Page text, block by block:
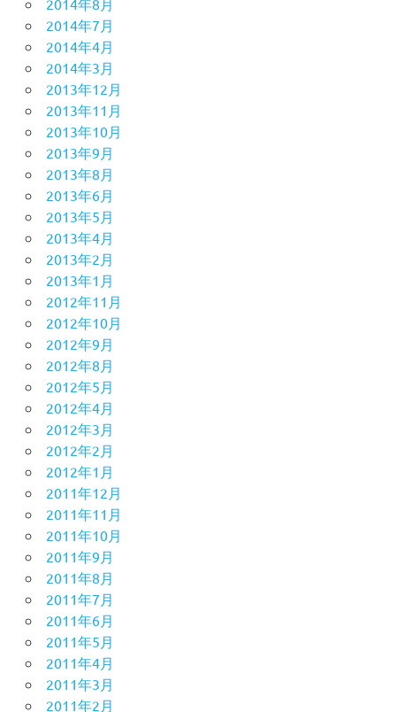
2014年7月
2014年4月
2014年3月
2013年12月
2013年11月
2013年10月
2013年9月
2013年8月
2013年6月
2013年5月
2013年4月
2013年2月
2013年1月
2012年11月
2012年10月
2012年9月
2012年8月
2012年5月
2012年4月
2012年3月
2012年2月
2012年1月
2011年12月
2011年11月
2011年10月
2011年9月
2011年8月
2011年7月
2011年6月
2011年5月
2011年4月
2011年3月
2011年2月